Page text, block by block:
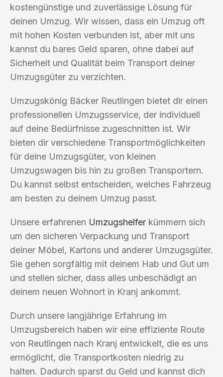
kostengünstige und zuverlässige Lösung für
deinen Umzug. Wir wissen, dass ein Umzug oft
mit hohen Kosten verbunden ist, aber mit uns
kannst du bares Geld sparen, ohne dabei auf
Sicherheit und Qualität beim Transport deiner
Umzugsgüter zu verzichten.
Umzugskönig Bäcker Reutlingen bietet dir einen
professionellen Umzugsservice, der individuell
auf deine Bedürfnisse zugeschnitten ist. Wir
bieten dir verschiedene Transportmöglichkeiten
für deine Umzugsgüter, von kleinen
Umzugswagen bis hin zu großen Transportern.
Du kannst selbst entscheiden, welches Fahrzeug
am besten zu deinem Umzug passt.
Unsere erfahrenen Umzugshelfer kümmern sich
um den sicheren Verpackung und Transport
deiner Möbel, Kartons und anderer Umzugsgüter.
Sie gehen sorgfältig mit deinem Hab und Gut um
und stellen sicher, dass alles unbeschädigt an
deinem neuen Wohnort in Kranj ankommt.
Durch unsere langjährige Erfahrung im
Umzugsbereich haben wir eine effiziente Route
von Reutlingen nach Kranj entwickelt, die es uns
ermöglicht, die Transportkosten niedrig zu
halten. Dadurch sparst du Geld und kannst dich